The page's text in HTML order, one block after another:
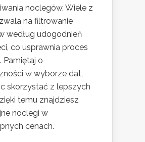
noclegów. Wiele z
na filtrowanie
według udogodnień
co usprawnia proces
Pamiętaj o
w wyborze dat,
skorzystać z lepszych
temu znajdziesz
noclegi w
cenach.